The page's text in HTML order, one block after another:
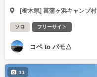
[栃木県] 菖蒲ヶ浜キャンプ村
ソロ フリーサイト
コペ to バモ△
11